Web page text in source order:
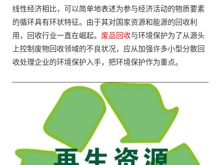
线性经济相比，可以简单地表述为参与经济活动的物质要素
的循环具有环状特征。由于其对国家资源和能源的回收利
用，回收行业一直在崛起。 废品回收与环境保护为了从源头
上控制废物回收领域的不良状况，应从加强许多小型分散回
收处理企业的环境保护入手，把环境保护作为重点。